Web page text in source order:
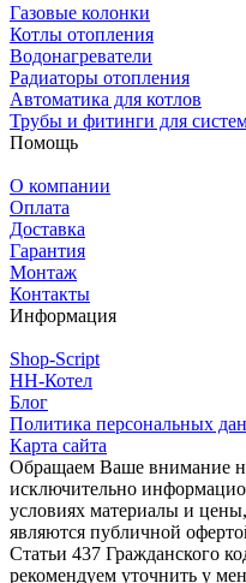
Газовые колонки
Котлы отопления
Водонагреватели
Радиаторы отопления
Автоматика для котлов
Трубы и фитинги для
Помощь
О компании
Оплата
Доставка
Гарантия
Монтаж
Контакты
Информация
Shop-Script
НН-Котел
Блог
Политика персональных
Карта сайта
Обращаем Ваше внимание
исключительно
условиях материалы и
являются публичной
Статьи 437 Гражданского
рекомендуем уточнить у